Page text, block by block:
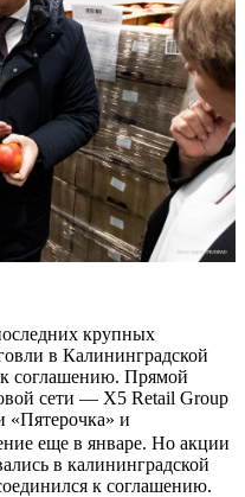
крупных
в Калининградской
соглашению. Прямой
сети — X5 Retail Group
«Пятерочка» и
еще в январе. Но акции
в калининградской
к соглашению.